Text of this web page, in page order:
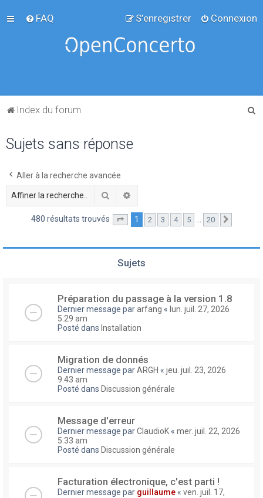
FAQ Connexion
S’enregistrer
Index du forum
Sujets sans réponse
Aller à la recherche avancée
Rechercher
480 résultats trouvés Page sur20
1 2 3 4 5 … 20
Sujets
Préparation du passage à la version 1.8
Dernier message pararfang « lun. juil. 27, 2026
5:29 am
Posté dans Installation
Migration de donnés
Dernier message parARGH « jeu. juil. 23, 2026
9:43 am
Posté dans Discussion générale
Message d'erreur
Dernier message parClaudioK « mer. juil. 22, 2026
5:33 am
Posté dans Discussion générale
Facturation électronique, c'est parti !
Dernier message par guillaume « ven. juil. 17,